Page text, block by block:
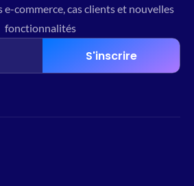
e-commerce, cas clients et nouvelles
fonctionnalités
S'inscrire